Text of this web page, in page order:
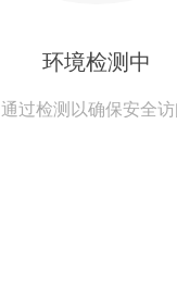
环境检测中
通过检测以确保安全访